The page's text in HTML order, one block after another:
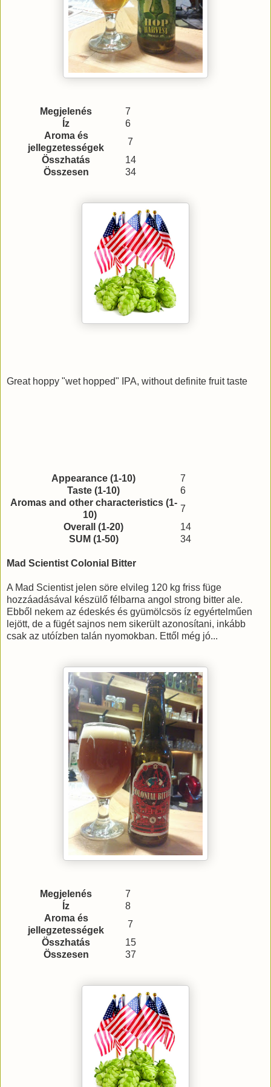
Megjelenés
7
Íz
6
Aroma és
jellegzetességek
7
Összhatás
14
Összesen
34
Great hoppy "wet hopped" IPA, without definite fruit taste
Appearance (1-10)
7
Taste (1-10)
6
Aromas and other characteristics (1-
10)
7
Overall (1-20)
14
SUM (1-50)
34
Mad Scientist Colonial Bitter
A Mad Scientist jelen söre elvileg 120 kg friss füge
hozzáadásával készülő félbarna angol strong bitter ale.
Ebből nekem az édeskés és gyümölcsös íz egyértelműen
lejött, de a fügét sajnos nem sikerült azonosítani, inkább
csak az utóízben talán nyomokban. Ettől még jó...
Megjelenés
7
Íz
8
Aroma és
jellegzetességek
7
Összhatás
15
Összesen
37